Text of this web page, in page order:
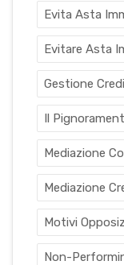
Evita Asta
Evitare Asta
Gestione
Il
Mediazione
Mediazione
Motivi
Non-